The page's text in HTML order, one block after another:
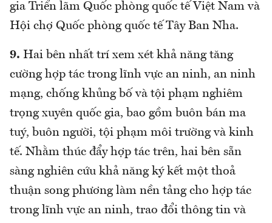
gia Triển lãm Quốc phòng quốc tế Việt Nam và
Hội chợ Quốc phòng quốc tế Tây Ban Nha.
9. Hai bên nhất trí xem xét khả năng tăng
cường hợp tác trong lĩnh vực an ninh, an ninh
mạng, chống khủng bố và tội phạm nghiêm
trọng xuyên quốc gia, bao gồm buôn bán ma
tuý, buôn người, tội phạm môi trường và kinh
tế. Nhằm thúc đẩy hợp tác trên, hai bên sẵn
sàng nghiên cứu khả năng ký kết một thoả
thuận song phương làm nền tảng cho hợp tác
trong lĩnh vực an ninh, trao đổi thông tin và